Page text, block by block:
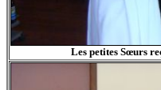
Les petites Sœurs